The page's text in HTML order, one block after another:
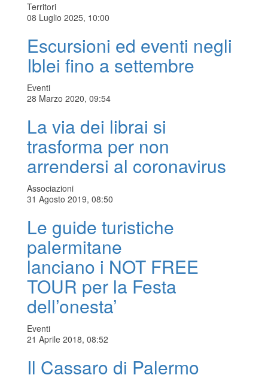
Territori
08 Luglio 2025, 10:00
Escursioni ed eventi negli
Iblei fino a settembre
Eventi
28 Marzo 2020, 09:54
La via dei librai si
trasforma per non
arrendersi al coronavirus
Associazioni
31 Agosto 2019, 08:50
Le guide turistiche
palermitane
lanciano i NOT FREE
TOUR per la Festa
dell’onesta’
Eventi
21 Aprile 2018, 08:52
Il Cassaro di Palermo